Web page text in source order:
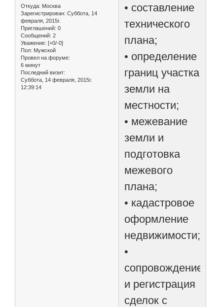
Откуда: Москва
Зарегистрирован: Суббота, 14
февраля, 2015г.
Приглашений: 0
Сообщений: 2
Уважение: [+0/-0]
Пол: Мужской
Провел на форуме:
6 минут
Последний визит:
Суббота, 14 февраля, 2015г.
12:39:14
• составление
технического
плана;
• определение
границ участка
земли на
местности;
• межевание
земли и
подготовка
межевого
плана;
• кадастровое
оформление
недвижимости;
•
сопровождение
и регистрация
сделок с